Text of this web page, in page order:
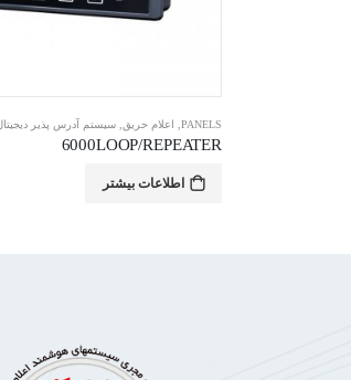
PANELS
, اعلام حریق, سیستم آدرس پذیر
6000LOOP/REPEATER
اطلاعات بیشتر